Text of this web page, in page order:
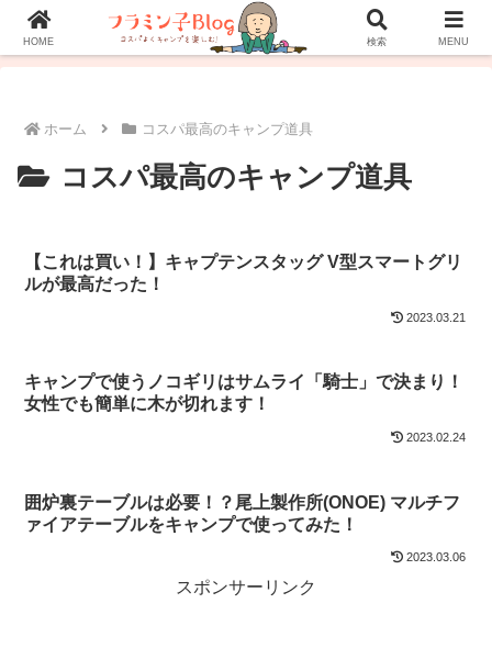
プロフィール お問い合わせ
ホーム コスパ最高のキャンプ道具
コスパ最高のキャンプ道具
【これは買い！】キャプテンスタッグ V型スマートグリ
ルが最高だった！
2023.03.21
キャンプで使うノコギリはサムライ「騎士」で決まり！
女性でも簡単に木が切れます！
2023.02.24
囲炉裏テーブルは必要！？尾上製作所(ONOE) マルチフ
ァイアテーブルをキャンプで使ってみた！
2023.03.06
スポンサーリンク
HOME 検索 MENU